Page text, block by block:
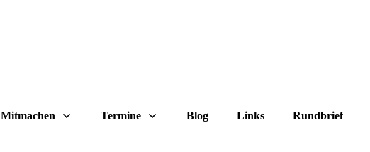
Mitmachen Termine Blog Links Rundbrief